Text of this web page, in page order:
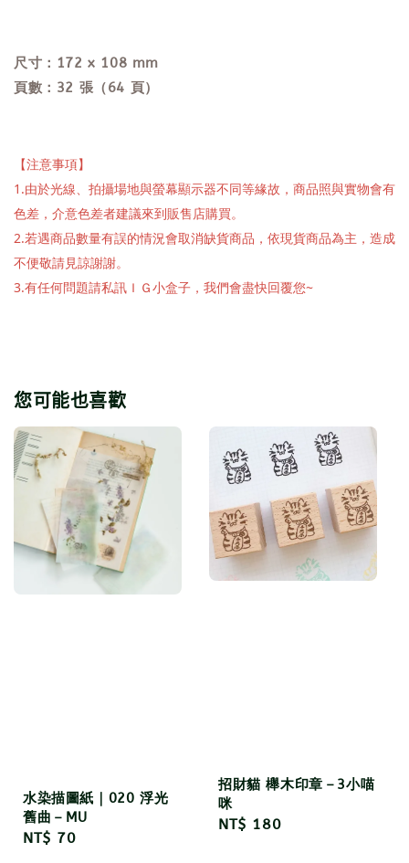
尺寸：172 x 108 mm
頁數：32 張（64 頁）
【注意事項】
1.由於光線、拍攝場地與螢幕顯示器不同等緣故，商品照與實物會有
色差，介意色差者建議來到販售店購買。
2.若遇商品數量有誤的情況會取消缺貨商品，依現貨商品為主，造成
不便敬請見諒謝謝。
3.有任何問題請私訊ＩＧ小盒子，我們會盡快回覆您~
您可能也喜歡
水染描圖紙｜020 浮光
舊曲－MU
Regular
NT$ 70
招財貓 櫸木印章－3小喵
咪
Regular
NT$ 180